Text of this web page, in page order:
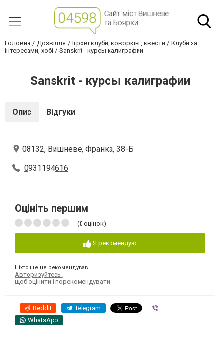
Головна Дозвілля Ігрові клуби, коворкінг, квести
Клуби за
інтересами, хобі
Sanskrit - курсы калиграфии
Sanskrit - курсы калиграфии
Опис Відгуки
08132, Вишневе, Франка, 38-Б
0931194616
Оцініть першим
(0 оцінок)
Я рекомендую
Ніхто ще не рекомендував
Авторизуйтесь
щоб оцінити і порекомендувати
Reddit Telegram
WhatsApp